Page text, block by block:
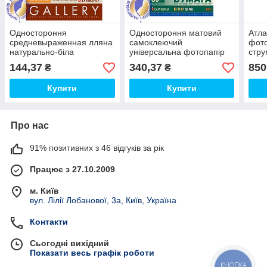
Одностороння
средневыраженная лляна
натурально-біла
фотопапір, 170 г/м2, А4, 5
аркушів
144,37 ₴
Купити
Одностороння матовий
самоклеючий
універсальна фотопапір
на 8 поділок, А4, 80 г/м2,
50 аркушів
340,37₴
Купити
м2,
Про нас
91% позитивних з 46 відгуків за рік
Працює з 27.10.2009
м. Київ
вул. Лілії Лобанової, 3а, Київ, Україна
Контакти
Сьогодні вихідний
Показати весь графік роботи
КНОПКА